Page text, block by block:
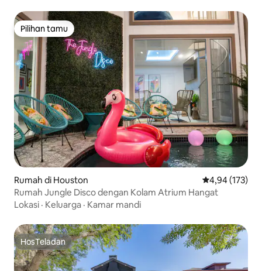
Pilihan tamu
Pilihan tamu
Rumah di Houston Nilai rata-rata
4,94 (173)
Rumah Jungle Disco dengan Kolam Atrium Hangat
Lokasi · Keluarga · Kamar mandi
HosTeladan
HosTeladan